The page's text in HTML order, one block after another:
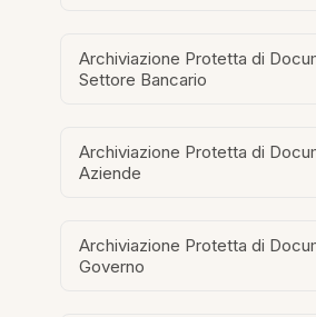
Archiviazione Protetta di
Settore Bancario
Archiviazione Protetta di
Aziende
Archiviazione Protetta di
Governo